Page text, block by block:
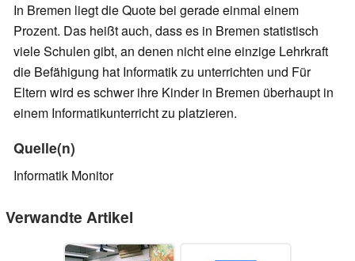
In Bremen liegt die Quote bei gerade einmal einem
Prozent. Das heißt auch, dass es in Bremen statistisch
viele Schulen gibt, an denen nicht eine einzige Lehrkraft
die Befähigung hat Informatik zu unterrichten und Für
Eltern wird es schwer ihre Kinder in Bremen überhaupt in
einem Informatikunterricht zu platzieren.
Quelle(n)
Informatik Monitor
Verwandte Artikel